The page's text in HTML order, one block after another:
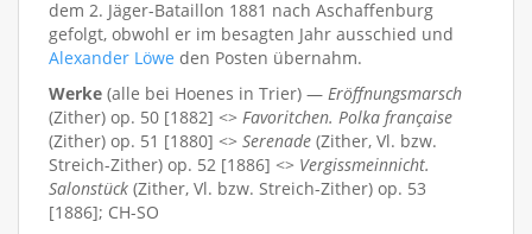
dem 2. Jäger-Bataillon 1881 nach Aschaffenburg
gefolgt, obwohl er im besagten Jahr ausschied und
Alexander Löwe den Posten übernahm.
Werke (alle bei Hoenes in Trier) — Eröffnungsmarsch
(Zither) op. 50 [1882] <> Favoritchen. Polka française
(Zither) op. 51 [1880] <> Serenade (Zither, Vl. bzw.
Streich-Zither) op. 52 [1886] <> Vergissmeinnicht.
Salonstück (Zither, Vl. bzw. Streich-Zither) op. 53
[1886]; CH-SO